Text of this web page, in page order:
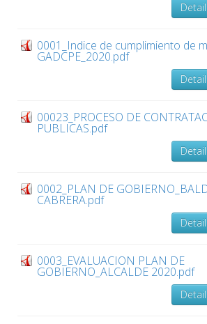
0001_Indice de cumplimiento de
GADCPE_2020.pdf
00023_PROCESO DE
PUBLICAS.pdf
0002_PLAN DE
CABRERA.pdf
0003_EVALUACION PLAN DE
GOBIERNO_ALCALDE 2020.pdf